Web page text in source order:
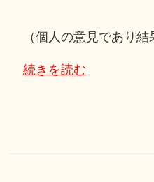
（個人の意見であり
続きを読む